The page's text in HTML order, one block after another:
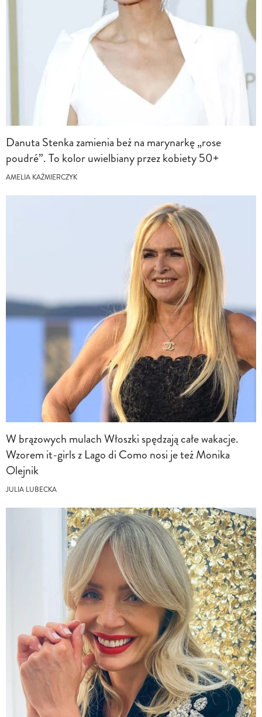
Danuta Stenka zamienia beż na marynarkę „rose
poudré”. To kolor uwielbiany przez kobiety 50+
AMELIA KAŹMIERCZYK
W brązowych mulach Włoszki spędzają całe wakacje.
Wzorem it-girls z Lago di Como nosi je też Monika
Olejnik
JULIA LUBECKA